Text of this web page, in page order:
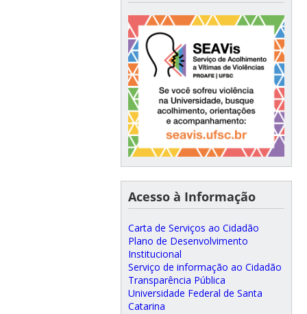
Acesso à Informação
Carta de Serviços ao Cidadão
Plano de Desenvolvimento
Institucional
Serviço de informação ao Cidadão
Transparência Pública
Universidade Federal de Santa
Catarina